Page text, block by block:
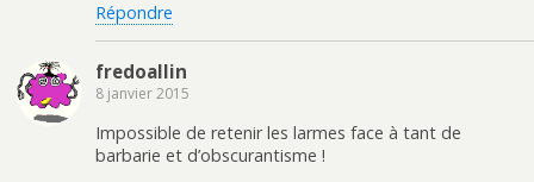
Répondre
fredoallin
8 janvier 2015
Impossible de retenir les larmes face à tant de
barbarie et d’obscurantisme !